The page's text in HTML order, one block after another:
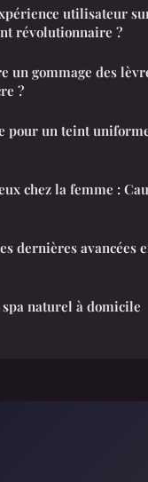
utilisateur
révolutionnaire ?
un gommage des
?
pour un teint
chez la femme :
dernières avancées
naturel à domicile